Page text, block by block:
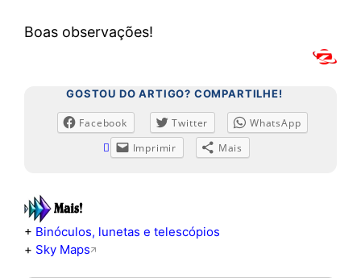
Boas observações!
GOSTOU DO ARTIGO? COMPARTILHE!
Facebook Twitter
WhatsApp
Imprimir
Mais
+ Binóculos, lunetas e telescópios
+ Sky Maps